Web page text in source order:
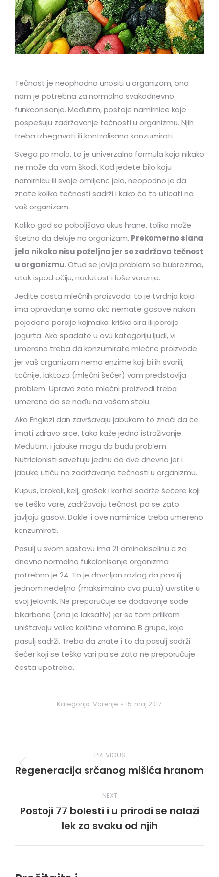
Tečnost je neophodno unositi u organizam, ona
nam je potrebna za normalno svakodnevno
funkconisanje. Međutim, postoje namirnice koje
pospešuju zadržavanje tečnosti u organizmu. Njih
treba izbegavati ili kontrolisano konzumirati.
Svega po malo, to je univerzalna formula koja nikako
ne može da vam škodi. Kad jedete bilo koju
namirnicu ili svoje omiljeno jelo, neopodno je da
znate koliko tečnosti sadrži i kako će to uticati na
vaš organizam.
Koliko god so poboljšava ukus hrane, toliko može
štetno da deluje na organizam. Prekomerno slana
jela nikako nisu poželjna jer so zadržava tečnost
u organizmu. Otud se javlja problem sa bubrezima,
otok ispod očiju, nadutost i loše varenje.
Jedite dosta mlečnih proizvoda, to je tvrdnja koja
ima opravdanje samo ako nemate gasove nakon
pojedene porcije kajmaka, kriške sira ili porcije
jogurta. Ako spadate u ovu kategoriju ljudi, vi
umereno treba da konzumirate mlečne proizvode
jer vaš organizam nema enzime koji bi ih svarili,
tačnije, laktoza (mlečni šećer) vam predstavlja
problem. Upravo zato mlečni proizvodi treba
umereno da se nađu na vašem stolu.
Ako Englezi dan završavaju jabukom to znači da će
imati zdravo srce, tako kaže jedno istraživanje.
Međutim, i jabuke mogu da budu problem.
Nutricionisti savetuju jednu do dve dnevno jer i
jabuke utiču na zadržavanje tečnosti u organizmu.
Kupus, brokoli, kelj, grašak i karfiol sadrže šećere koji
se teško vare, zadržavaju tečnost pa se zato
javljaju gasovi. Dakle, i ove namirnice treba umereno
konzumirati.
Pasulj u svom sastavu ima 21 aminokiselinu a za
dnevno normalno fukcionisanje organizma
potrebno je 24. To je dovoljan razlog da pasulj
jednom nedeljno (maksimalno dva puta) uvrstite u
svoj jelovnik. Ne preporučuje se dodavanje sode
bikarbone (ona je laksativ) jer se tom prilikom
uništavaju velike količine vitamina B grupe, koje
pasulj sadrži. Treba da znate i to da pasulj sadrži
šećer koji se teško vari pa se zato ne preporučuje
česta upotreba.
Kategorija: Varenje 15. maj 2017.
navigation
PREVIOUS
Previous
Regeneracija srčanog mišića hranom
NEXT
Next
post:
Postoji 77 bolesti i u prirodi se nalazi
lek za svaku od njih